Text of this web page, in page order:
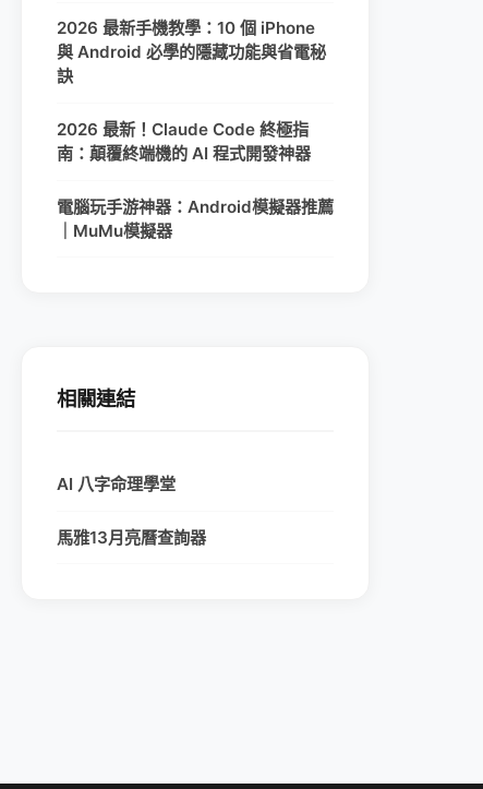
2026 最新手機教學：10 個 iPhone
與 Android 必學的隱藏功能與省電秘
訣
2026 最新！Claude Code 終極指
南：顛覆終端機的 AI 程式開發神器
電腦玩手游神器：Android模擬器推薦
｜MuMu模擬器
相關連結
AI 八字命理學堂
馬雅13月亮曆查詢器